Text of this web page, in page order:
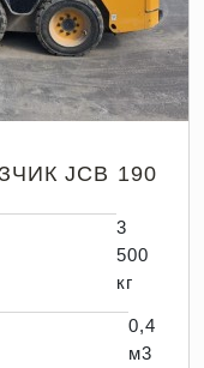
JCB 190
3
500
кг
0,4
м3